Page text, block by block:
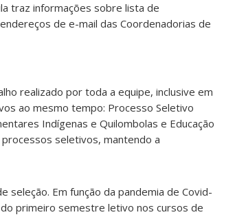
traz informações sobre lista de
de e-mail das Coordenadorias de
realizado por toda a equipe, inclusive em
ao mesmo tempo: Processo Seletivo
Indígenas e Quilombolas e Educação
seletivos, mantendo a
Em função da pandemia de Covid-
primeiro semestre letivo nos cursos de